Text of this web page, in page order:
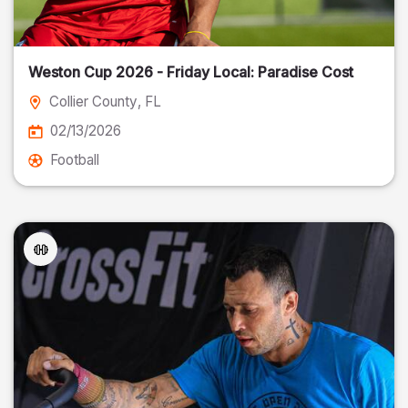
Weston Cup 2026 - Friday Local: Paradise Cost
Collier County, FL
02/13/2026
Football